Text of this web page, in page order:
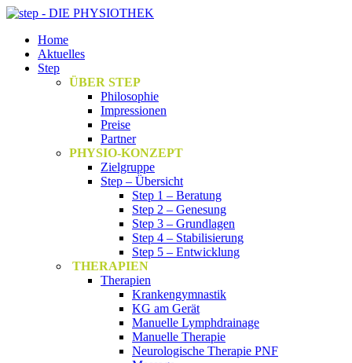
Home
Aktuelles
Step
ÜBER STEP
Philosophie
Impressionen
Preise
Partner
PHYSIO-KONZEPT
Zielgruppe
Step – Übersicht
Step 1 – Beratung
Step 2 – Genesung
Step 3 – Grundlagen
Step 4 – Stabilisierung
Step 5 – Entwicklung
THERAPIEN
Therapien
Krankengymnastik
KG am Gerät
Manuelle Lymphdrainage
Manuelle Therapie
Neurologische Therapie PNF